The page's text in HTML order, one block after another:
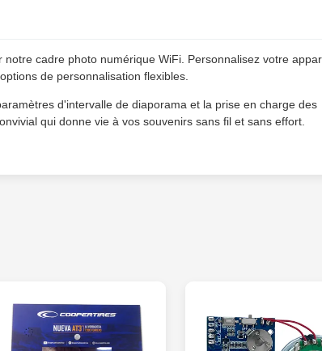
cadre photo numérique WiFi. Personnalisez votre
de personnalisation flexibles.
d'intervalle de diaporama et la prise en charge des
qui donne vie à vos souvenirs sans fil et sans effort.